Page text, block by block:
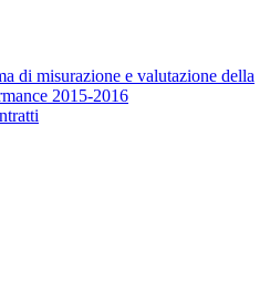
di misurazione e valutazione della
2015-2016